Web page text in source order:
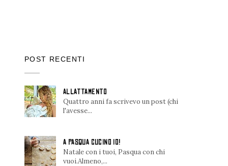
POST RECENTI
ALLATTAMENTO
Quattro anni fa scrivevo un post (chi
l'avesse...
A PASQUA CUCINO IO!
Natale con i tuoi, Pasqua con chi
vuoi.Almeno,...